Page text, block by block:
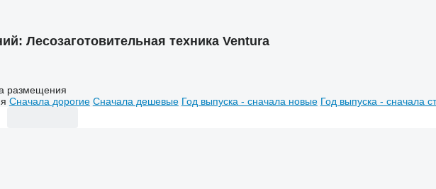
Лесозаготовительная техника Ventura
размещения
Сначала дорогие Сначала дешевые Год выпуска - сначала новые Год выпуска - сначала